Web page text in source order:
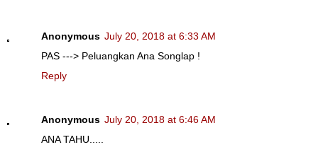
Anonymous July 20, 2018 at 6:33 AM
PAS ---> Peluangkan Ana Songlap !
Reply
Anonymous July 20, 2018 at 6:46 AM
ANA TAHU.....